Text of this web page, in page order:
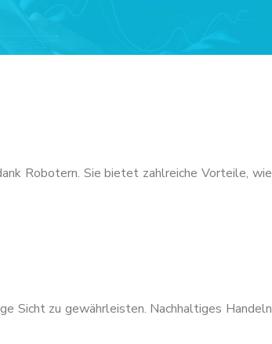
Robotern. Sie bietet zahlreiche Vorteile, wie
Sicht zu gewährleisten. Nachhaltiges Handeln